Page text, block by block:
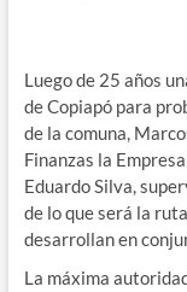
Luego de 25 años
de Copiapó para
de la comuna,
Finanzas la
Eduardo Silva,
de lo que será la
desarrollan en
La máxima